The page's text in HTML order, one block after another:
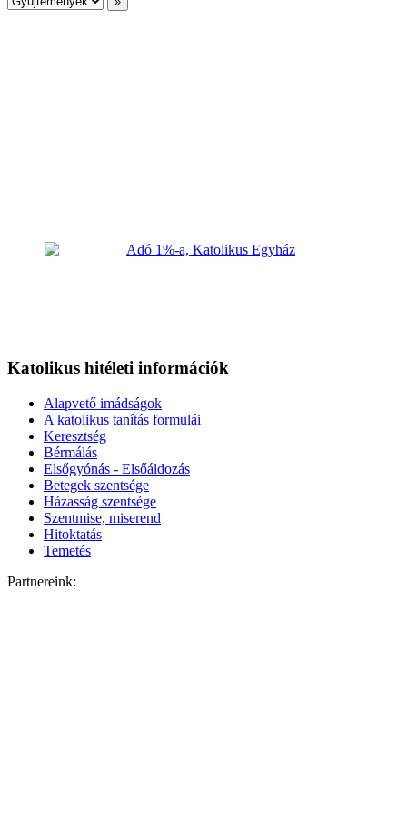
Katolikus hitéleti információk
Alapvető imádságok
A katolikus tanítás formulái
Keresztség
Bérmálás
Elsőgyónás - Elsőáldozás
Betegek szentsége
Házasság szentsége
Szentmise, miserend
Hitoktatás
Temetés
Partnereink: